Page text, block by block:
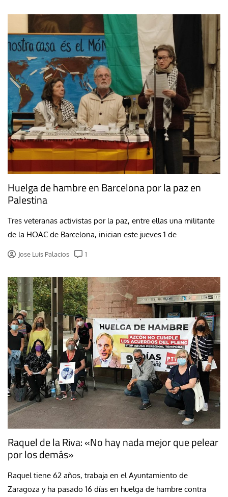
Huelga de hambre en Barcelona por la paz en
Palestina
Tres veteranas activistas por la paz, entre ellas una militante
de la HOAC de Barcelona, inician este jueves 1 de
Jose Luis Palacios 1
Raquel de la Riva: «No hay nada mejor que pelear
por los demás»
Raquel tiene 62 años, trabaja en el Ayuntamiento de
Zaragoza y ha pasado 16 días en huelga de hambre contra